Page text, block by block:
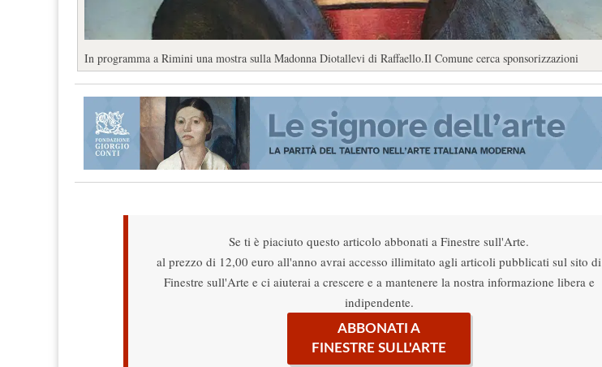
In programma a Rimini una mostra sulla Madonna Diotallevi di Raffaello.Il Comune cerca sponsorizzazioni
Se ti è piaciuto questo articolo abbonati a Finestre sull'Arte.
al prezzo di 12,00 euro all'anno avrai accesso illimitato agli articoli pubblicati sul sito di
Finestre sull'Arte e ci aiuterai a crescere e a mantenere la nostra informazione libera e
indipendente.
ABBONATI A
FINESTRE SULL'ARTE